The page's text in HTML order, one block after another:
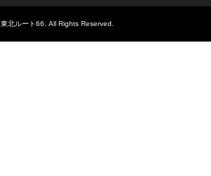
東北ルート66 . All Rights Reserved.